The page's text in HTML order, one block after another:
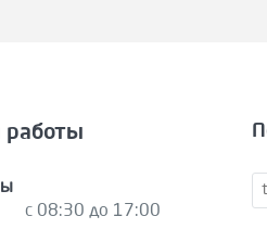
работы
с 08:30 до 17:00